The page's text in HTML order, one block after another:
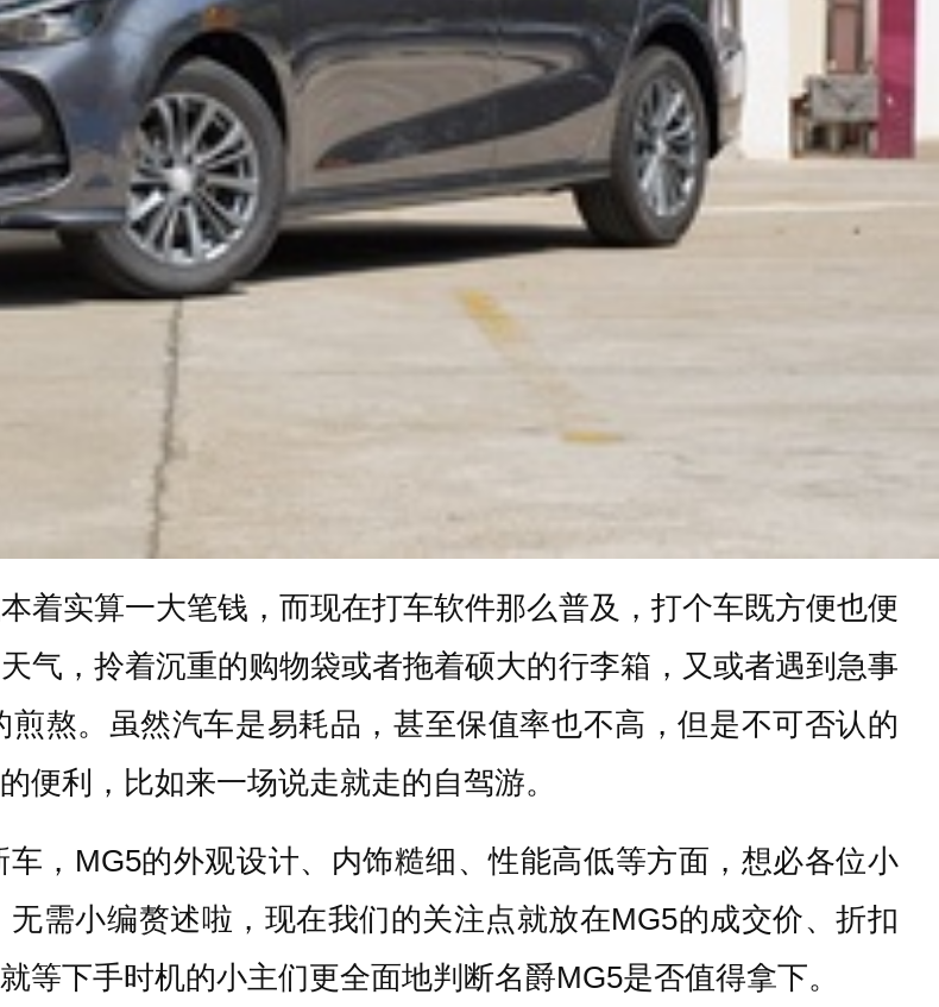
着实算一大笔钱，而现在打车软件那么普及，打个车既方便也便
气，拎着沉重的购物袋或者拖着硕大的行李箱，又或者遇到急事
熬。虽然汽车是易耗品，甚至保值率也不高，但是不可否认的
便利，比如来一场说走就走的自驾游。
车，MG5的外观设计、内饰糙细、性能高低等方面，想必各位小
需小编赘述啦，现在我们的关注点就放在MG5的成交价、折扣
等下手时机的小主们更全面地判断名爵MG5是否值得拿下。